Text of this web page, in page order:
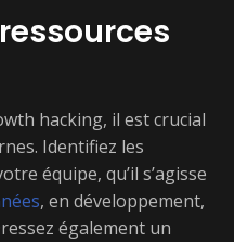
hacking, il est crucial
Identifiez les
équipe, qu’il s’agisse
, en développement,
également un